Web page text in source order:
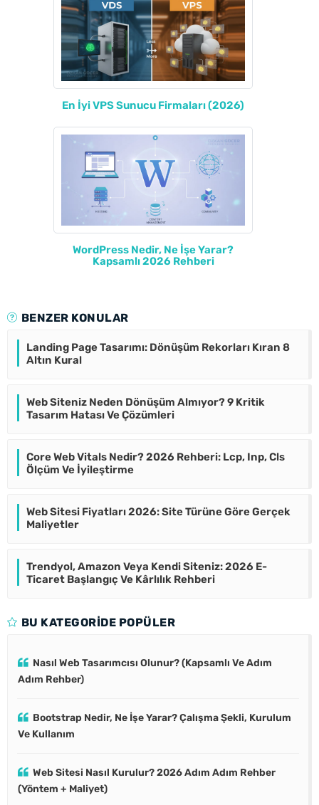
En İyi VPS Sunucu Firmaları (2026)
WordPress Nedir, Ne İşe Yarar?
Kapsamlı 2026 Rehberi
BENZER KONULAR
Landing Page Tasarımı: Dönüşüm Rekorları Kıran 8
Altın Kural
Web Siteniz Neden Dönüşüm Almıyor? 9 Kritik
Tasarım Hatası Ve Çözümleri
Core Web Vitals Nedir? 2026 Rehberi: Lcp, Inp, Cls
Ölçüm Ve İyileştirme
Web Sitesi Fiyatları 2026: Site Türüne Göre Gerçek
Maliyetler
Trendyol, Amazon Veya Kendi Siteniz: 2026 E-
Ticaret Başlangıç Ve Kârlılık Rehberi
BU KATEGORIDE POPÜLER
Nasıl Web Tasarımcısı Olunur? (Kapsamlı Ve Adım
Adım Rehber)
Bootstrap Nedir, Ne İşe Yarar? Çalışma Şekli, Kurulum
Ve Kullanım
Web Sitesi Nasıl Kurulur? 2026 Adım Adım Rehber
(Yöntem + Maliyet)